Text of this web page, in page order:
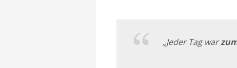
„Jeder Tag war